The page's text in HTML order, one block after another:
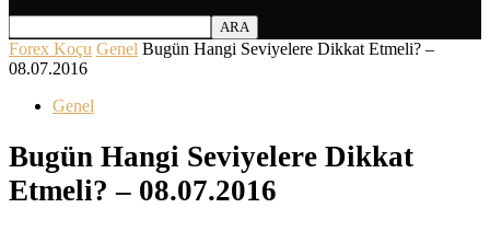
Forex Koçu Genel Bugün Hangi Seviyelere Dikkat Etmeli? –
08.07.2016
Genel
Bugün Hangi Seviyelere Dikkat
Etmeli? – 08.07.2016